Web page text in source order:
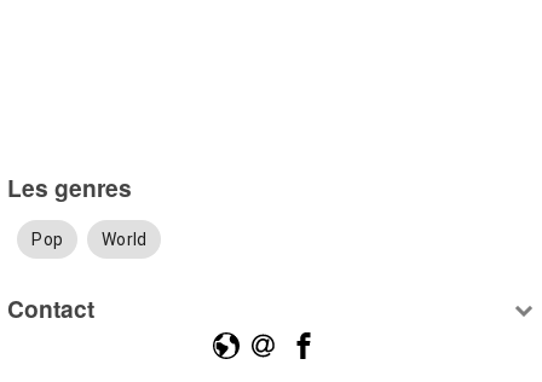
Les genres
Pop World
Contact